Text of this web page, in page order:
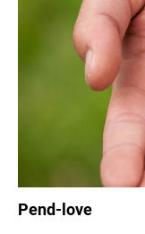
Pend-love